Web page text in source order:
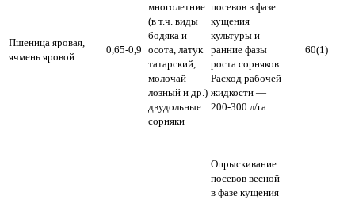
Пшеница яровая,
ячмень яровой
0,65-0,9
многолетние
(в т.ч. виды
бодяка и
осота, латук
татарский,
молочай
лозный и др.)
двудольные
сорняки
посевов в фазе
кущения
культуры и
ранние фазы
роста сорняков.
Расход рабочей
жидкости —
200-300 л/га
60(1)
Опрыскивание
посевов весной
в фазе кущения